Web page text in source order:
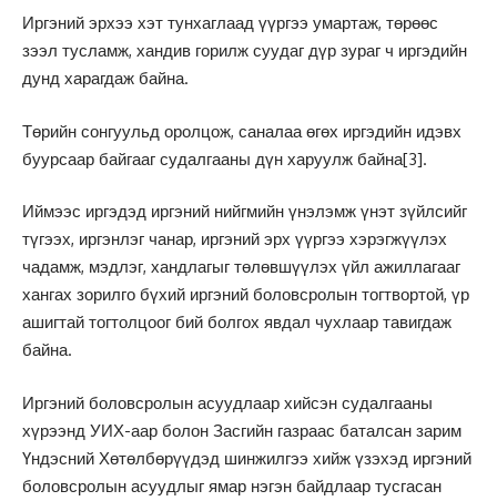
Иргэний эрхээ хэт тунхаглаад үүргээ умартаж, төрөөс
зээл тусламж, хандив горилж суудаг дүр зураг ч иргэдийн
дунд харагдаж байна.
Төрийн сонгуульд оролцож, саналаа өгөх иргэдийн идэвх
буурсаар байгааг судалгааны дүн харуулж байна[3].
Иймээс иргэдэд иргэний нийгмийн үнэлэмж үнэт зүйлсийг
түгээх, иргэнлэг чанар, иргэний эрх үүргээ хэрэгжүүлэх
чадамж, мэдлэг, хандлагыг төлөвшүүлэх үйл ажиллагааг
хангах зорилго бүхий иргэний боловсролын тогтвортой, үр
ашигтай тогтолцоог бий болгох явдал чухлаар тавигдаж
байна.
Иргэний боловсролын асуудлаар хийсэн судалгааны
хүрээнд УИХ-аар болон Засгийн газраас баталсан зарим
Үндэсний Хөтөлбөрүүдэд шинжилгээ хийж үзэхэд иргэний
боловсролын асуудлыг ямар нэгэн байдлаар тусгасан